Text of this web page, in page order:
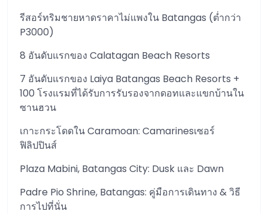
รีสอร์ทริมชายหาดราคาไม่แพงใน Batangas (ต่ำกว่า
P3000)
8 อันดับแรกของ Calatagan Beach Resorts
7 อันดับแรกของ Laiya Batangas Beach Resorts +
100 โรงแรมที่ได้รับการรับรองจากดอทและแขกบ้านใน
ซานฮวน
เกาะกระโดดใน Caramoan: Camarinesเซอร์
ฟิลิปปินส์
Plaza Mabini, Batangas City: Dusk และ Dawn
Padre Pio Shrine, Batangas: คู่มือการเดินทาง & วิธี
การไปที่นั่น